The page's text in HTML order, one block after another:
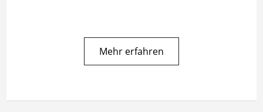
Mehr erfahren